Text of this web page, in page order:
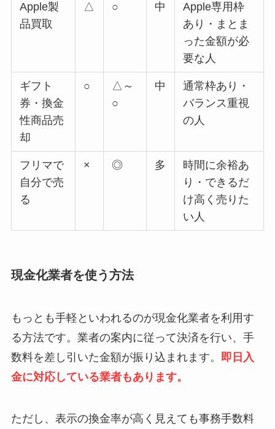
Apple製
品買取
△ ○ 中
Apple専用枠
あり・まとま
った金額が必
要な人
ギフト
券・換金
性商品売
却
○
△～
○
中
通常枠あり・
バランス重視
の人
フリマで
自分で売
る
× ◎ 多
時間に余裕あ
り・できるだ
け高く売りた
い人
現金化業者を使う方法
もっとも手軽といわれるのが現金化業者を利用す
る方法です。業者の案内に従って決済を行い、手
数料を差し引いた金額が振り込まれます。 即日入
金に対応している業者もあります。
ただし、表示の換金率が高く見えても事務手数料